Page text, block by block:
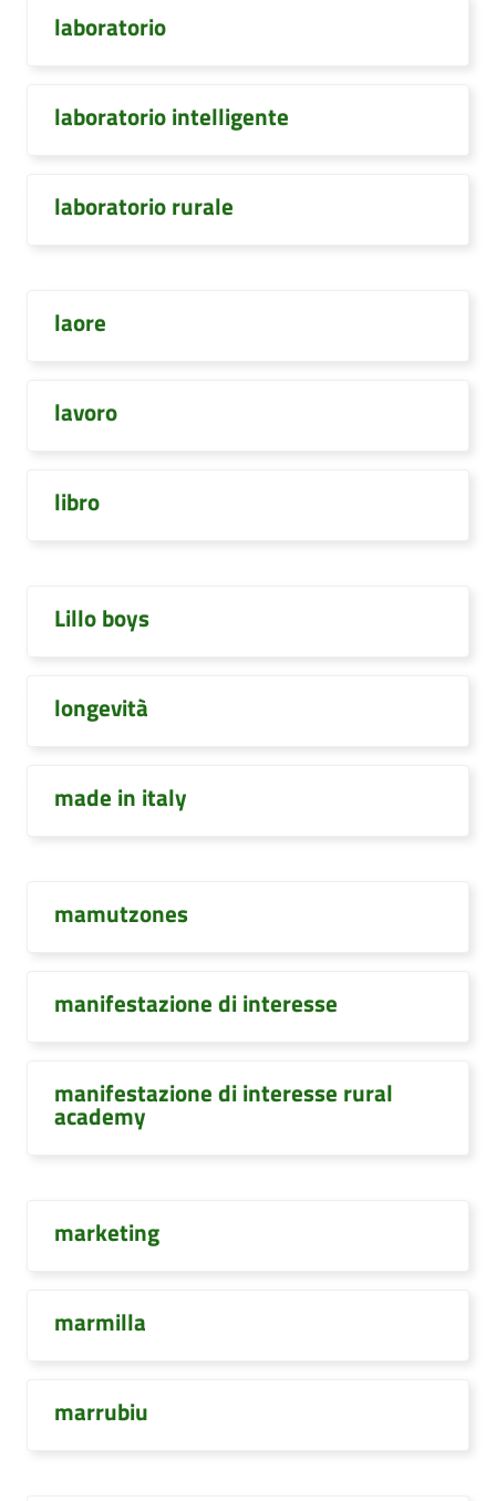
laboratorio
laboratorio intelligente
laboratorio rurale
laore
lavoro
libro
Lillo boys
longevità
made in italy
mamutzones
manifestazione di interesse
manifestazione di interesse rural
academy
marketing
marmilla
marrubiu